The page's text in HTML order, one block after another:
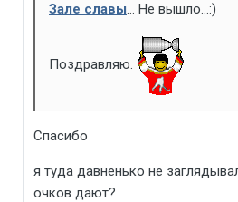
Зале славы... Не вышло...:)
Поздравляю.
Спасибо
я туда давненько не
очков дают?